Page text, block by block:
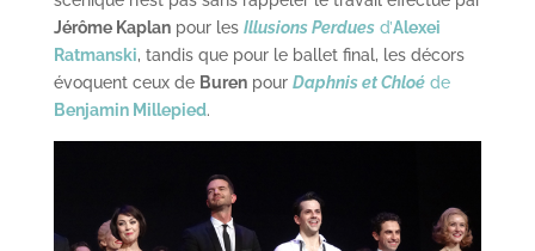
Jérôme Kaplanpour les Illusions Perdues d’Alexei
Ratmanski, tandis que pour le ballet final, les décors
évoquent ceux de Burenpour Daphnis et Chloéde
Benjamin Millepied.